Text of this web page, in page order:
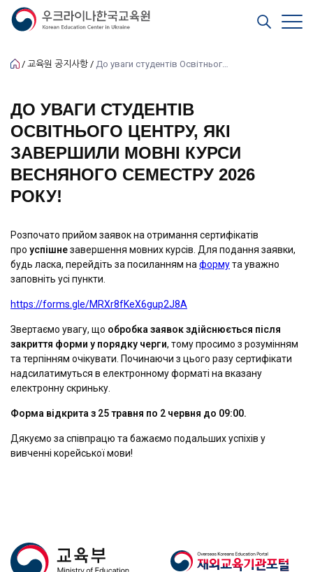
교육원 공지사항 До уваги студентів Освітнього центру, які завершили мовні курси весняного семестру 2026 року!
ДО УВАГИ СТУДЕНТІВ
ОСВІТНЬОГО ЦЕНТРУ, ЯКІ
ЗАВЕРШИЛИ МОВНІ КУРСИ
ВЕСНЯНОГО СЕМЕСТРУ 2026
РОКУ!
Розпочато прийом заявок на отримання сертифікатів
про успішнезавершення мовних курсів. Для подання заявки,
будь ласка, перейдіть за посиланням на формута уважно
заповніть усі пункти.
https://forms.gle/MRXr8fKeX6gup2J8A
Звертаємо увагу, що обробка заявок здійснюється після
закриття форми у порядку черги, тому просимо з розумінням
та терпінням очікувати. Починаючи з цього разу сертифікати
надсилатимуться в електронному форматі на вказану
електронну скриньку.
Форма відкрита з 25 травня по 2 червня до 09:00.
Дякуємо за співпрацю та бажаємо подальших успіхів у
вивченні корейської мови!